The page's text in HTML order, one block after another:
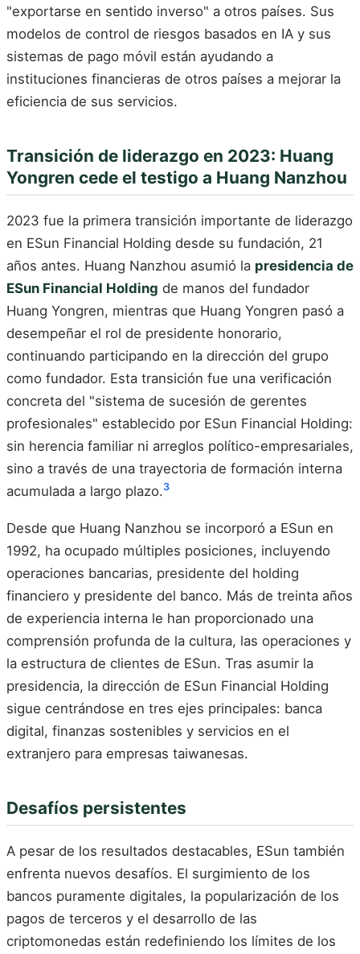
"exportarse en sentido inverso" a otros países. Sus
modelos de control de riesgos basados en IA y sus
sistemas de pago móvil están ayudando a
instituciones financieras de otros países a mejorar la
eficiencia de sus servicios.
Transición de liderazgo en 2023: Huang
Yongren cede el testigo a Huang Nanzhou
2023 fue la primera transición importante de liderazgo
en ESun Financial Holding desde su fundación, 21
años antes. Huang Nanzhou asumió la presidencia de
ESun Financial Holding de manos del fundador
Huang Yongren, mientras que Huang Yongren pasó a
desempeñar el rol de presidente honorario,
continuando participando en la dirección del grupo
como fundador. Esta transición fue una verificación
concreta del "sistema de sucesión de gerentes
profesionales" establecido por ESun Financial Holding:
sin herencia familiar ni arreglos político-empresariales,
sino a través de una trayectoria de formación interna
acumulada a largo plazo.3
Desde que Huang Nanzhou se incorporó a ESun en
1992, ha ocupado múltiples posiciones, incluyendo
operaciones bancarias, presidente del holding
financiero y presidente del banco. Más de treinta años
de experiencia interna le han proporcionado una
comprensión profunda de la cultura, las operaciones y
la estructura de clientes de ESun. Tras asumir la
presidencia, la dirección de ESun Financial Holding
sigue centrándose en tres ejes principales: banca
digital, finanzas sostenibles y servicios en el
extranjero para empresas taiwanesas.
Desafíos persistentes
A pesar de los resultados destacables, ESun también
enfrenta nuevos desafíos. El surgimiento de los
bancos puramente digitales, la popularización de los
pagos de terceros y el desarrollo de las
criptomonedas están redefiniendo los límites de los